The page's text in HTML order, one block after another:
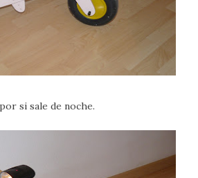
si sale de noche.